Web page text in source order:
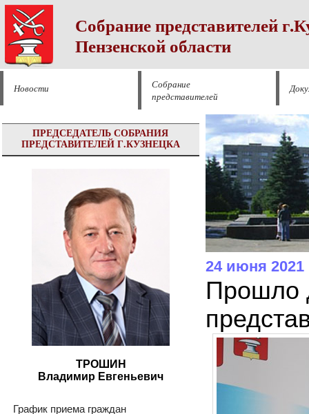
Собрание представителей
Пензенской области
Новости
Собрание
представителей
ПРЕДСЕДАТЕЛЬ СОБРАНИЯ
ПРЕДСТАВИТЕЛЕЙ Г.КУЗНЕЦКА
ТРОШИН
Владимир Евгеньевич
График приема граждан
24 июня 2021
Прошло